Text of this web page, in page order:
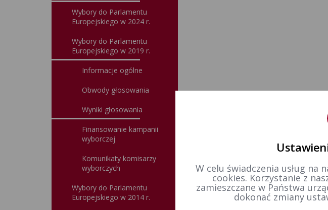
Wybory do Parlamentu
Europejskiego w 2024 r.
Wybory do Parlamentu
Europejskiego w 2019 r.
Informacje ogólne
Obwody głosowania
Wyniki głosowania
Finansowanie kampanii
wyborczej
Komunikaty komisarzy
wyborczych
Wybory do Parlamentu
Europejskiego w 2014 r.
W celu świadczenia usług na
cookies. Korzystanie z
zamieszczane w Państwa
dokonać zmiany